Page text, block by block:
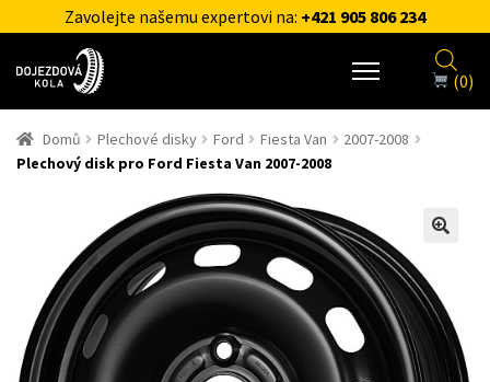
Zavolejte našemu expertovi na: +421 905 806 234
(0)
Domů Plechové disky Ford Fiesta Van
2007-2008
Plechový disk pro Ford Fiesta Van 2007-2008